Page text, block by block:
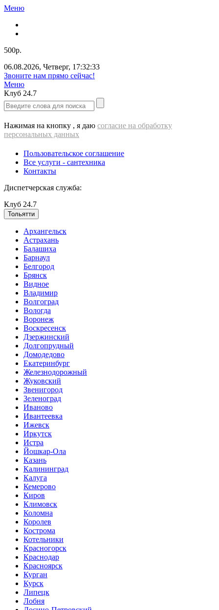
Меню
500р.
06.08.2026, Четверг, 17:32:33
ВЫЕЗД cантехника - 500 РУБЛЕЙ!!!
Меню
Клуб 24.7
Нажимая на кнопку , я даю согласие на обработку
персональных данных
Пользовательское соглашение
Все услуги - cантехника
Контакты
Диспетчерская служба:
Клуб 24.7
Тольятти
Архангельск
Астрахань
Балашиха
Барнаул
Белгород
Брянск
Видное
Владимир
Волгоград
Вологда
Воронеж
Воскресенск
Дзержинский
Долгопрудный
Домодедово
Екатеринбург
Железнодорожный
Жуковский
Звенигород
Зеленоград
Иваново
Ивантеевка
Ижевск
Иркутск
Истра
Йошкар-Ола
Казань
Калининград
Калуга
Кемерово
Киров
Климовск
Коломна
Королев
Кострома
Котельники
Красногорск
Краснодар
Красноярск
Курган
Курск
Липецк
Лобня